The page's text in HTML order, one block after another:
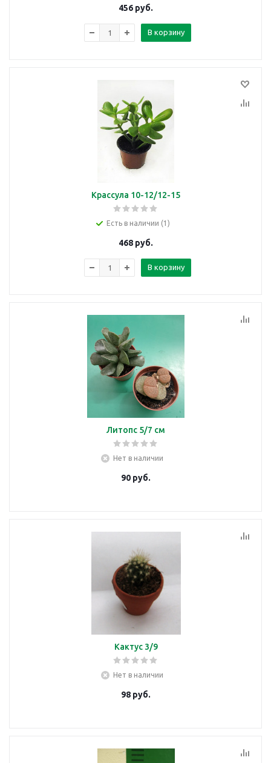
456 руб.
В корзину
Крассула 10-12/12-15
Есть в наличии (1)
468 руб.
В корзину
Литопс 5/7 см
Нет в наличии
90 руб.
Кактус 3/9
Нет в наличии
98 руб.